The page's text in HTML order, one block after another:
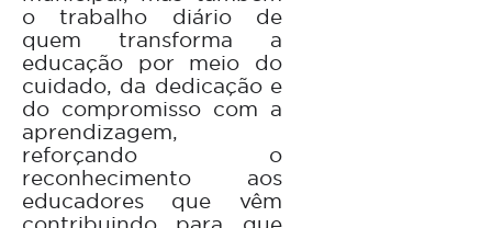
o trabalho diário de
quem transforma a
educação por meio do
cuidado, da dedicação e
do compromisso com a
aprendizagem,
reforçando o
reconhecimento aos
educadores que vêm